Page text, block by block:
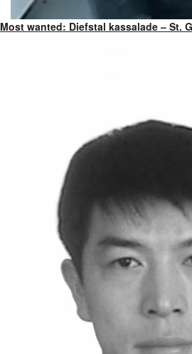
Most wanted: Diefstal kassalade – St.